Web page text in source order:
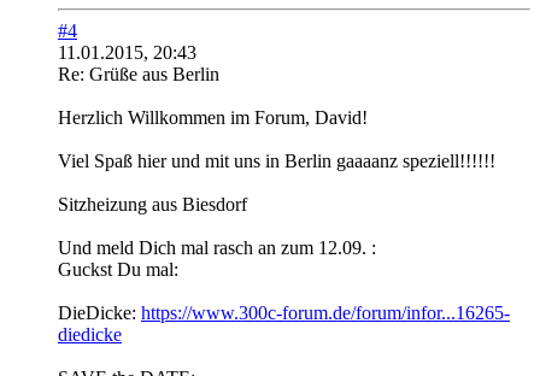
#4
11.01.2015, 20:43
Re: Grüße aus Berlin
Herzlich Willkommen im Forum, David!
Viel Spaß hier und mit uns in Berlin gaaaanz speziell!!!!!!
Sitzheizung aus Biesdorf
Und meld Dich mal rasch an zum 12.09. :
Guckst Du mal:
DieDicke: https://www.300c-forum.de/forum/infor...16265-
diedicke